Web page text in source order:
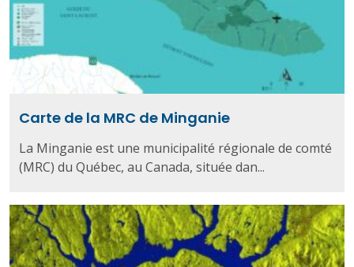
Carte de la MRC de Minganie
La Minganie est une municipalité régionale de comté
(MRC) du Québec, au Canada, située dan...